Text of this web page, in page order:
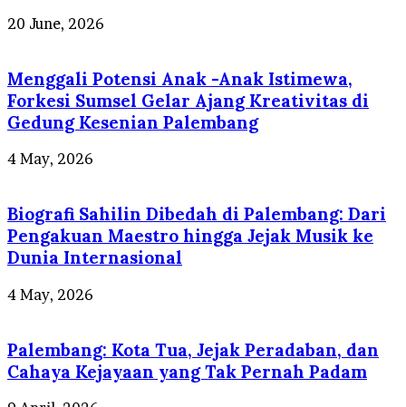
20 June, 2026
Menggali Potensi Anak -Anak Istimewa,
Forkesi Sumsel Gelar Ajang Kreativitas di
Gedung Kesenian Palembang
4 May, 2026
Biografi Sahilin Dibedah di Palembang: Dari
Pengakuan Maestro hingga Jejak Musik ke
Dunia Internasional
4 May, 2026
Palembang: Kota Tua, Jejak Peradaban, dan
Cahaya Kejayaan yang Tak Pernah Padam